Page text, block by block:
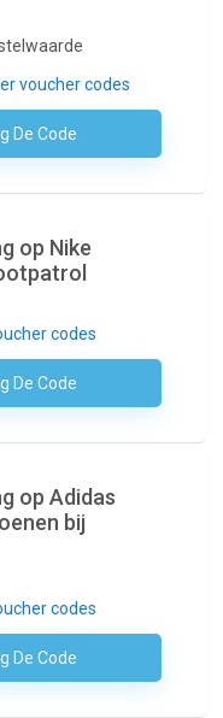
voucher codes
De Code
Geen Code Nodig
op Nike
codes
De Code
Geen Code Nodig
op Adidas
bij
codes
De Code
Geen Code Nodig